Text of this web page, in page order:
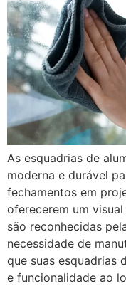
As esquadrias de
moderna e durável
fechamentos em
oferecerem um
são reconhecidas
necessidade de
que suas esquadrias
e funcionalidade ao